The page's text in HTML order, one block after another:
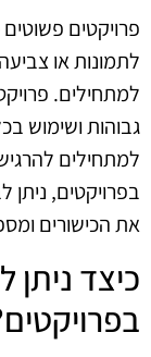
פרויקטים
לתמונות או
למתחילים.
גבוהות ושימוש
למתחילים
בפרויקטים,
את הכישורים
כיצד